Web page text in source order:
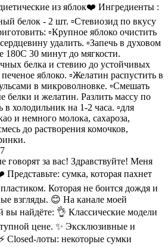
из яблок❤️ Ингредиенты :
белок - 2 шт. ▫️Стевиозид по вкусу
▫️Крупное яблоко очистить
удалить. ▫️Запечь в духовом
180С 30 минут до мягкости.
белка и стевию до устойчивых
яблоко. ▫️Желатин распустить в
в микроволновке. ▫️Смешать
белки и желатин. Разлить массу по
холодильник на 1-2 часа. ▫️для
и немного молока, сахароза,
до растворения комочков,
говорят за вас! Здравствуйте! Меня
сумка, которая пахнет
Которая не боится дождя и
взгляды. 😊 На канале моей
вы найдёте: 👌 Классические модели
цене. ✨ Эксклюзивные и
Closed-лоты: некоторые сумки